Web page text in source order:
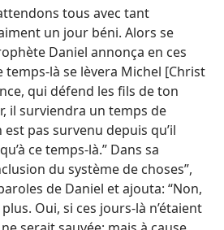
tous avec tant
un jour béni. Alors se
Daniel annonça en ces
temps-​là se lèvera Michel [Christ
qui défend les fils de ton
il surviendra un temps de
est pas survenu depuis qu’il
ce temps-​là.” Dans sa
du système de choses”,
de Daniel et ajouta: “Non,
Oui, si ces jours-​là n’étaient